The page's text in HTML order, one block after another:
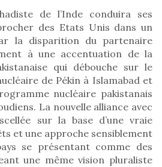
de l’Inde conduira ses
des Etats Unis dans un
la disparition du partenaire
à une accentuation de la
qui débouche sur le
de Pékin à Islamabad et
nucléaire pakistanais
La nouvelle alliance avec
sur la base d’une vraie
et une approche sensiblement
se présentant comme des
une même vision pluraliste